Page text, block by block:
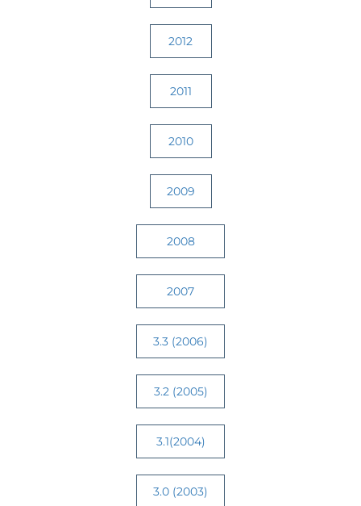
2012
2011
2010
2009
2008
2007
3.3 (2006)
3.2 (2005)
3.1(2004)
3.0 (2003)